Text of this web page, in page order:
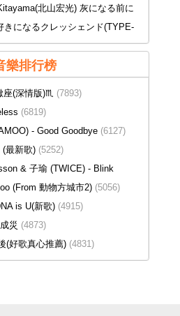
北山宏光) 灰になる前に
きになるクレッシェンド(TYPE-
樂排行榜
(深情版)♏ (7893)
(6819)
- Good Goodbye (6127)
(最新歌) (5252)
& 子瑜 (TWICE) - Blink
(From 動物方城市2) (5056)
is U(新歌) (4915)
災 (4873)
(好歌真心推薦) (4831)